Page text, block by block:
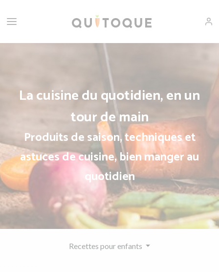
La cuisine du quotidien, en un
tour de main
Produits de saison, techniques et
astuces de cuisine, bien manger au
quotidien
Recettes pour enfants